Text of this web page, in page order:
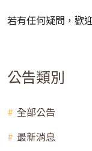
若有任何疑問，歡
公告類別
全部公告
最新消息